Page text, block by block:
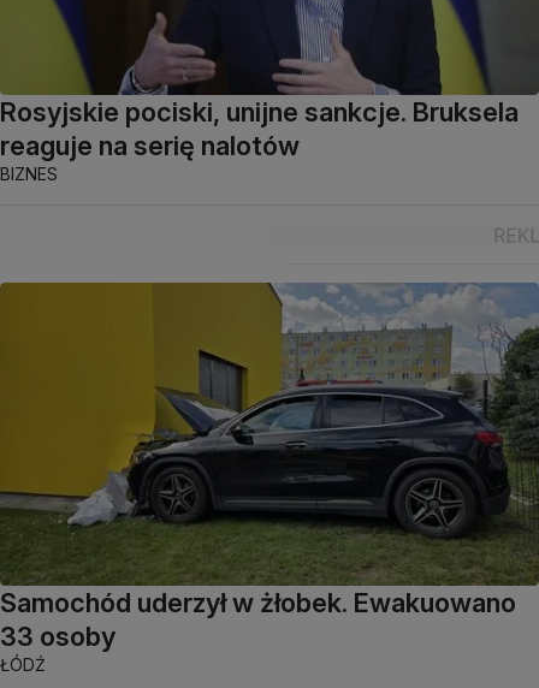
Rosyjskie pociski, unijne sankcje. Bruksela
reaguje na serię nalotów
BIZNES
Samochód uderzył w żłobek. Ewakuowano
33 osoby
ŁÓDŹ